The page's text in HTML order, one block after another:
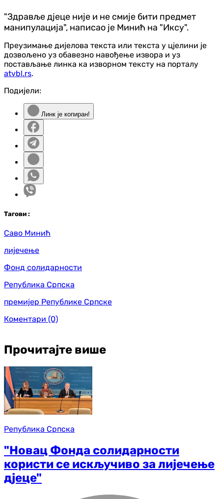
"Здравље дјеце није и не смије бити предмет
манипулација", написао је Минић на "Иксу".
Преузимање дијелова текста или текста у цјелини је
дозвољено уз обавезно навођење извора и уз
постављање линка ка изворном тексту на порталу
atvbl.rs.
Подијели:
Линк је копиран!
Тагови :
Саво Минић
лијечење
Фонд солидарности
Република Српска
премијер Републике Српске
Коментари (0)
Прочитајте више
Република Српска
"Новац Фонда солидарности
користи се искључиво за лијечење
дјеце"